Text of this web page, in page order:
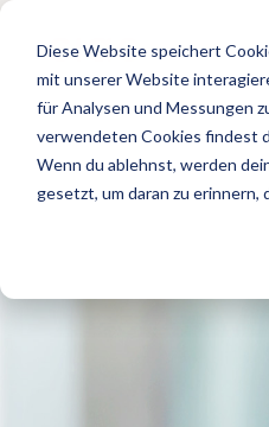
Diese Website speichert
mit unserer Website
für Analysen und Messungen
verwendeten Cookies findest
Wenn du ablehnst, werden
gesetzt, um daran zu
Skip
main